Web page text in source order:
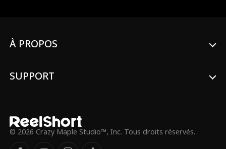
À PROPOS
SUPPORT
© 2026 Crazy Maple Studio™, Inc. Tous droits réservés.